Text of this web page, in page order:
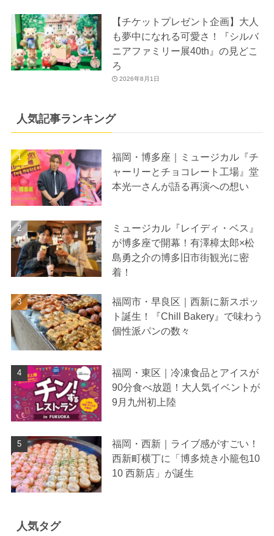
【チケットプレゼント企画】大人
も夢中になれる可愛さ！『シルバ
ニアファミリー展40th』の見どこ
ろ
2026年8月1日
人気記事ランキング
福岡・博多座｜ミュージカル『チ
ャーリーとチョコレート工場』堂
本光一さんが語る再演への想い
ミュージカル『レイディ・ベス』
が博多座で開幕！有澤樟太郎×松
島勇之介の博多旧市街観光に密
着！
福岡市・早良区｜西新に新スポッ
ト誕生！『Chill Bakery』で味わう
個性派パンの数々
福岡・東区｜冷凍食品とアイスが
90分食べ放題！大人気イベントが
9月九州初上陸
福岡・西新｜ライブ感がすごい！
西新町横丁に「博多焼き小籠包10
10 西新店」が誕生
人気タグ